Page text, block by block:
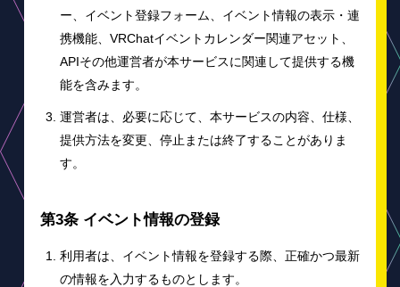
ー、イベント登録フォーム、イベント情報の表示・連
携機能、VRChatイベントカレンダー関連アセット、
APIその他運営者が本サービスに関連して提供する機
能を含みます。
運営者は、必要に応じて、本サービスの内容、仕様、
提供方法を変更、停止または終了することがありま
す。
第3条 イベント情報の登録
利用者は、イベント情報を登録する際、正確かつ最新
の情報を入力するものとします。